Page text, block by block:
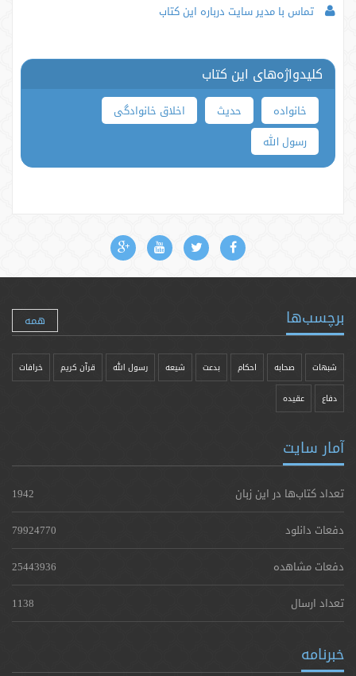
تماس با مدیر سایت درباره این کتاب
کلیدواژه‌های این کتاب
خانواده حدیث
اخلاق خانوادگی
رسول الله
برچسب‌ها همه
شبهات صحابه احکام بدعت شیعه رسول الله قرآن کریم خرافات
دفاع عقیده
آمار سایت
تعداد کتاب‌ها در این زبان
1942
دفعات دانلود
79924770
دفعات مشاهده
25443936
تعداد ارسال
1138
خبرنامه